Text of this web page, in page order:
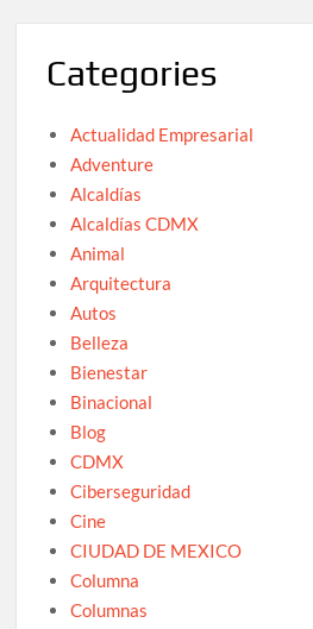
Categories
Actualidad Empresarial
Adventure
Alcaldías
Alcaldías CDMX
Animal
Arquitectura
Autos
Belleza
Bienestar
Binacional
Blog
CDMX
Ciberseguridad
Cine
CIUDAD DE MEXICO
Columna
Columnas